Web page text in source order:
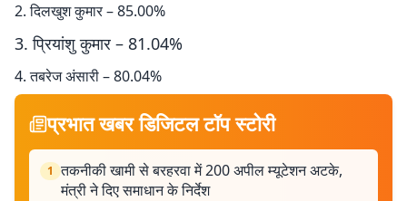
2. दिलखुश कुमार – 85.00%
3. प्रियांशु कुमार – 81.04%
4. तबरेज अंसारी – 80.04%
प्रभात खबर डिजिटल टॉप स्टोरी
1 तकनीकी खामी से बरहरवा में 200 अपील म्यूटेशन अटके,
मंत्री ने दिए समाधान के निर्देश